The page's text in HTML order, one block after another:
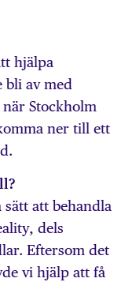
hjälpa
bli av med
Stockholm
ner till ett
att behandla
dels
Eftersom det
vi hjälp att få